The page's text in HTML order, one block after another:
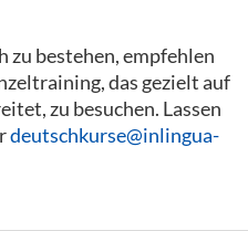
zu bestehen, empfehlen
das gezielt auf
zu besuchen. Lassen
deutschkurse@inlingua-